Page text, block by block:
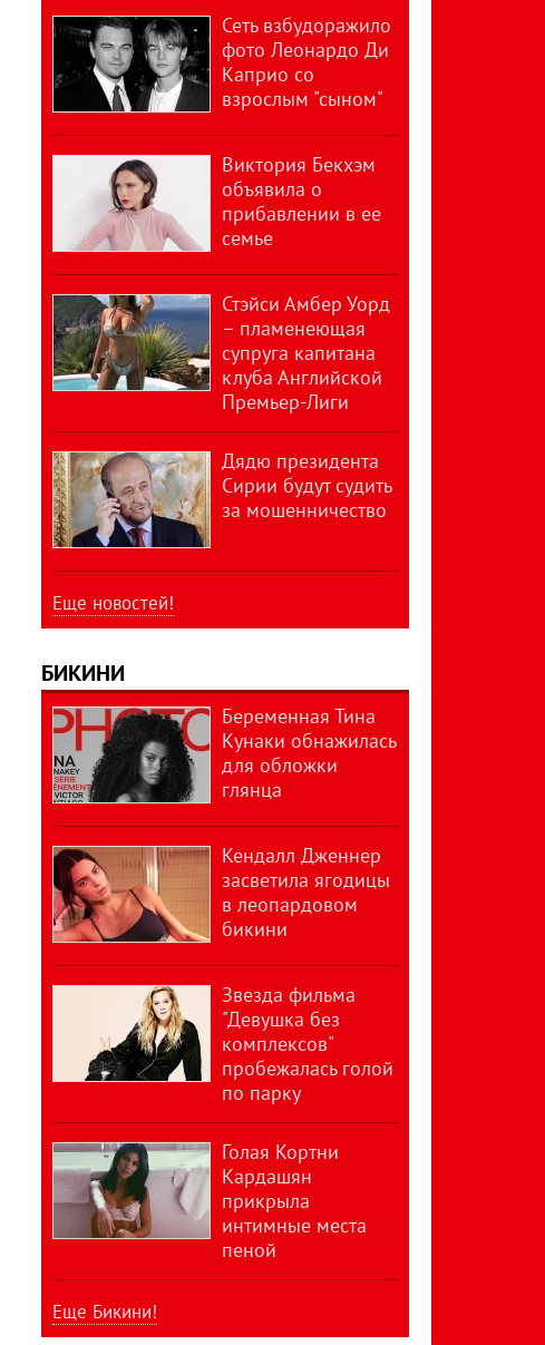
Сеть взбудоражило
фото Леонардо Ди
Каприо со
взрослым "сыном"
Виктория Бекхэм
объявила о
прибавлении в ее
семье
Стэйси Амбер Уорд
– пламенеющая
супруга капитана
клуба Английской
Премьер-Лиги
Дядю президента
Сирии будут судить
за мошенничество
Еще новостей!
БИКИНИ
Беременная Тина
Кунаки обнажилась
для обложки
глянца
Кендалл Дженнер
засветила ягодицы
в леопардовом
бикини
Звезда фильма
"Девушка без
комплексов"
пробежалась голой
по парку
Голая Кортни
Кардашян
прикрыла
интимные места
пеной
Еще Бикини!